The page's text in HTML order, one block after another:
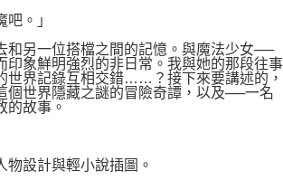
吧。」
和另一位搭檔之間的記憶。與魔法少女──
印象鮮明強烈的非日常。我與她的那段往事
世界記錄互相交錯……？接下來要講述的，
個世界隱藏之謎的冒險奇譚，以及──一名
的故事。
物設計與輕小說插圖。